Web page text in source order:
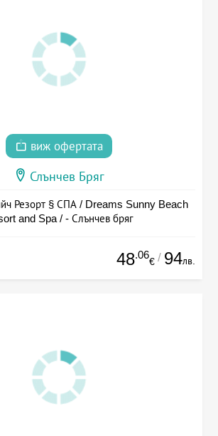
виж офертата
Слънчев Бряг
Резорт § СПА / Dreams Sunny Beach
and Spa / - Слънчев бряг
48.06
€ / 94лв.